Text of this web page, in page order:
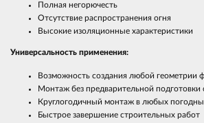
Полная негорючесть
Отсутствие распространения огня
Высокие изоляционные характеристики
Универсальность применения:
Возможность создания любой геометрии
Монтаж без предварительной подготовки
Круглогодичный монтаж в любых
Быстрое завершение строительных работ